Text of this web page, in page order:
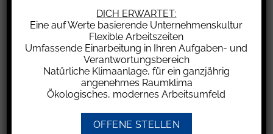
Socialmedia-Posts (hier: Falschzitat) verpflichtet
einen Plattformbetreiber (im entschiedenen Fall
Meta), auch andere sinngleiche Äußerungen zu
löschen. Der Umstand, dass die Bewertung
automatisiert aufgefundener sinngleicher
Äußerungen teilweise einer kontextgebundenen
menschlich-händischen Überprüfung bedarf,
führt nicht zur Unzumutbarkeit.
DICH ERWARTET:
Eine auf Werte basierende Unternehmenskultur
Flexible Arbeitszeiten
Umfassende Einarbeitung in Ihren Aufgaben- und
Verantwortungsbereich
Natürliche Klimaanlage, für ein ganzjährig
angenehmes Raumklima
Ökologisches, modernes Arbeitsumfeld
OFFENE STELLEN